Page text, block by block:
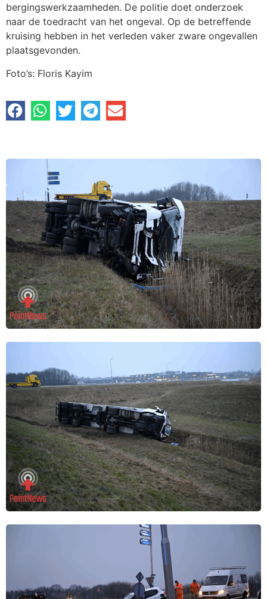
bergingswerkzaamheden. De politie doet onderzoek
naar de toedracht van het ongeval. Op de betreffende
kruising hebben in het verleden vaker zware ongevallen
plaatsgevonden.
Foto’s: Floris Kayim